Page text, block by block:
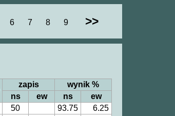
6 7 8 9 >>
zapis
wynik %
ns
ew ns
ew
50 93.75
6.25